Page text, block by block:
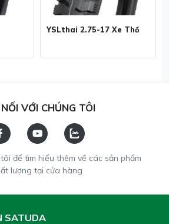
YSLthai 2.75-17 Xe Thồ
VỚI CHÚNG TÔI
để tìm hiểu thêm về các sản phẩm
lượng tại cửa hàng
SATUDA